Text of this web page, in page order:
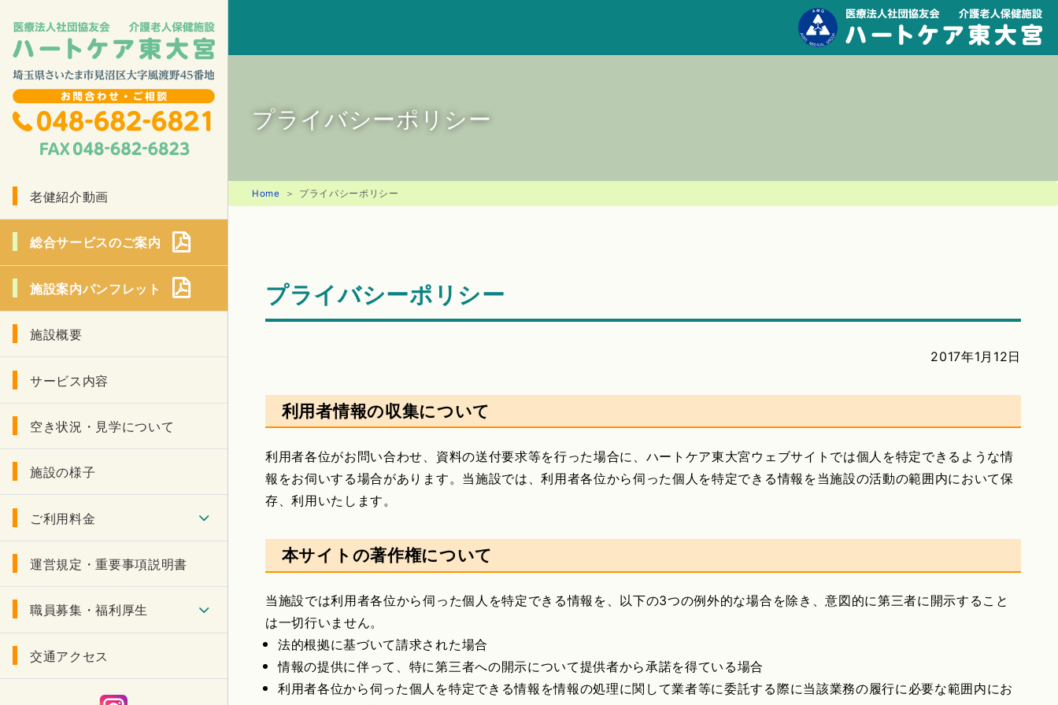
老健紹介動画
総合サービスのご案内
施設案内パンフレット
施設概要
サービス内容
空き状況・見学について
施設の様子
ご利用料金
運営規定・重要事項説明書
職員募集・福利厚生
交通アクセス
プライバシーポリシー
Home プライバシーポリシー
プライバシーポリシー
2017年1月12日
利用者情報の収集について
利用者各位がお問い合わせ、資料の送付要求等を行った場合に、ハートケア東大宮ウェブサイトでは個人を特定できるような情
報をお伺いする場合があります。当施設では、利用者各位から伺った個人を特定できる情報を当施設の活動の範囲内において保
存、利用いたします。
本サイトの著作権について
当施設では利用者各位から伺った個人を特定できる情報を、以下の3つの例外的な場合を除き、意図的に第三者に開示すること
は一切行いません。
法的根拠に基づいて請求された場合
情報の提供に伴って、特に第三者への開示について提供者から承諾を得ている場合
利用者各位から伺った個人を特定できる情報を情報の処理に関して業者等に委託する際に当該業務の履行に必要な範囲内にお